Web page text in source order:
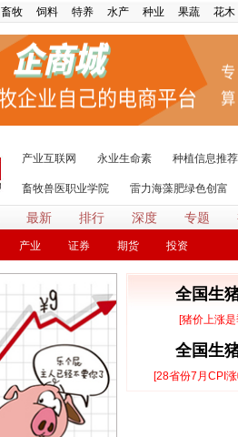
畜牧 饲料 特养 水产 种业 果蔬 花木
产业互联网 永业生命素 种植信息推荐
畜牧兽医职业学院 雷力海藻肥绿色创富
最新 排行 深度 专题
产业 证券 期货 投资
全国生
[猪价上涨
全国生
[28省份7月CPI